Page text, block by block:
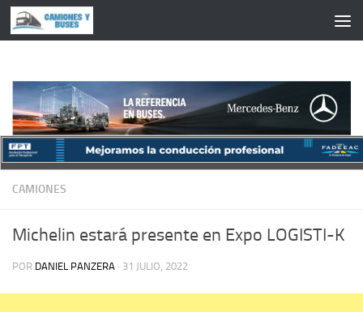
Saltar al contenido
CAMIONES
Michelin estará presente en Expo LOGISTI-K
POR DANIEL PANZERA · 31 JULIO, 2022